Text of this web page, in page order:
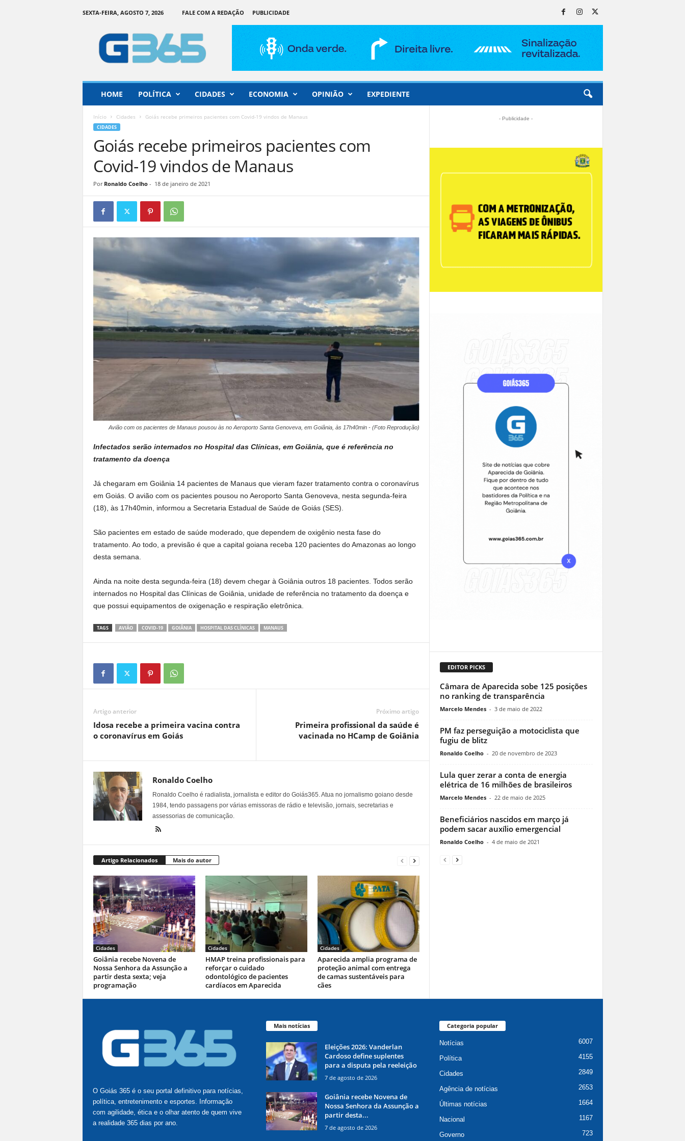
SEXTA-FEIRA, AGOSTO 7, 2026 FALE COM A REDAÇÃO
PUBLICIDADE
ç
o
HOME POLÍTICA CIDADES ECONOMIA OPINIÃO EXPEDIENTE
Início Cidades Goiás recebe primeiros pacientes com Covid-19 vindos de Manaus
CIDADES
Goiás recebe primeiros pacientes com
Covid-19 vindos de Manaus
Por Ronaldo Coelho- 18 de janeiro de 2021
Avião com os pacientes de Manaus pousou às no Aeroporto Santa Genoveva, em Goiânia, às 17h40min - (Foto Reprodução)
Infectados serão internados no Hospital das Clínicas, em Goiânia, que é referência no
tratamento da doença
Já chegaram em Goiânia 14 pacientes de Manaus que vieram fazer tratamento contra o coronavírus
em Goiás. O avião com os pacientes pousou no Aeroporto Santa Genoveva, nesta segunda-feira
(18), às 17h40min, informou a Secretaria Estadual de Saúde de Goiás (SES).
São pacientes em estado de saúde moderado, que dependem de oxigênio nesta fase do
tratamento. Ao todo, a previsão é que a capital goiana receba 120 pacientes do Amazonas ao longo
desta semana.
Ainda na noite desta segunda-feira (18) devem chegar à Goiânia outros 18 pacientes. Todos serão
internados no Hospital das Clínicas de Goiânia, unidade de referência no tratamento da doença e
que possui equipamentos de oxigenação e respiração eletrônica.
TAGS AVIÃO COVID-19 GOIÂNIA HOSPITAL DAS CLÍNICAS MANAUS
Artigo anterior
Idosa recebe a primeira vacina contra
o coronavírus em Goiás
Próximo artigo
Primeira profissional da saúde é
vacinada no HCamp de Goiânia
Ronaldo Coelho
Ronaldo Coelho é radialista, jornalista e editor do Goiás365. Atua no jornalismo goiano desde
1984, tendo passagens por várias emissoras de rádio e televisão, jornais, secretarias e
assessorias de comunicação.
Artigo Relacionados Mais do autor
Cidades
Goiânia recebe Novena de
Nossa Senhora da Assunção a
partir desta sexta; veja
programação
Cidades
HMAP treina profissionais para
reforçar o cuidado
odontológico de pacientes
cardíacos em Aparecida
Cidades
Aparecida amplia programa de
proteção animal com entrega
de camas sustentáveis para
cães
- Publicidade -
EDITOR PICKS
Câmara de Aparecida sobe 125 posições
no ranking de transparência
Marcelo Mendes - 3 de maio de 2022
PM faz perseguição a motociclista que
fugiu de blitz
Ronaldo Coelho - 20 de novembro de 2023
Lula quer zerar a conta de energia
elétrica de 16 milhões de brasileiros
Marcelo Mendes - 22 de maio de 2025
Beneficiários nascidos em março já
podem sacar auxílio emergencial
Ronaldo Coelho - 4 de maio de 2021
O Goiás 365 é o seu portal definitivo para notícias,
política, entretenimento e esportes. Informação
com agilidade, ética e o olhar atento de quem vive
a realidade 365 dias por ano.
Mais notícias
Eleições 2026: Vanderlan
Cardoso define suplentes
para a disputa pela reeleição
7 de agosto de 2026
Goiânia recebe Novena de
Nossa Senhora da Assunção a
partir desta...
7 de agosto de 2026
Categoria popular
Notícias 6007
Política 4155
Cidades 2849
Agência de notícias 2653
Últimas notícias 1664
Nacional 1167
Governo 723